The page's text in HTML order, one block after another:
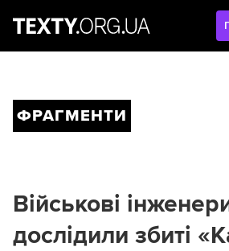
ФРАГМЕНТИ
Військові
дослідили збиті